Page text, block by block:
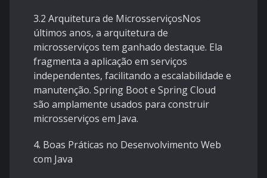
3.2 Arquitetura de MicrosserviçosNos
últimos anos, a arquitetura de
microsserviços tem ganhado destaque. Ela
fragmenta a aplicação em serviços
independentes, facilitando a escalabilidade e
manutenção. Spring Boot e Spring Cloud
são amplamente usados para construir
microsserviços em Java.
4. Boas Práticas no Desenvolvimento Web
com Java